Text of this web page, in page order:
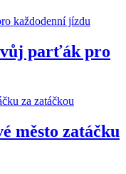
parťák pro
město zatáčku